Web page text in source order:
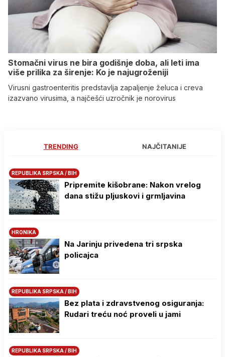
Stomačni virus ne bira godišnje doba, ali leti ima
više prilika za širenje: Ko je najugroženiji
Virusni gastroenteritis predstavlja zapaljenje želuca i creva
izazvano virusima, a najčešći uzročnik je norovirus
TRENDING NAJČITANIJE
REPUBLIKA SRPSKA / BIH
Pripremite kišobrane: Nakon vrelog
dana stižu pljuskovi i grmljavina
HRONIKA
Na Јarinju privedena tri srpska
policajca
REPUBLIKA SRPSKA / BIH
Bez plata i zdravstvenog osiguranja:
Rudari treću noć proveli u jami
REPUBLIKA SRPSKA / BIH